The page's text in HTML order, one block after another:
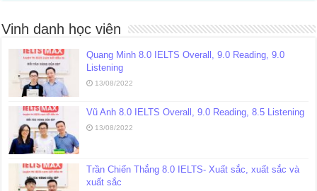
Vinh danh học viên
Quang Minh 8.0 IELTS Overall, 9.0 Reading, 9.0
Listening
13/08/2022
Vũ Anh 8.0 IELTS Overall, 9.0 Reading, 8.5 Listening
13/08/2022
Trần Chiến Thắng 8.0 IELTS- Xuất sắc, xuất sắc và
xuất sắc